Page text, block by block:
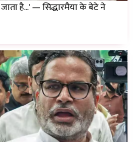
जाता है...' — सिद्धारमैया के बेटे ने